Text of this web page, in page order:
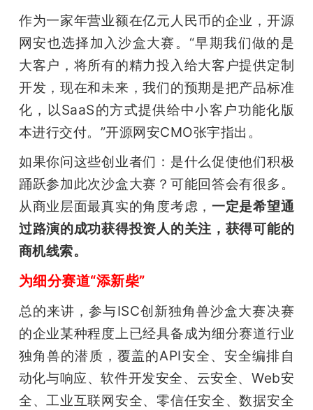
作为一家年营业额在亿元人民币的企业，开源
网安也选择加入沙盒大赛。“早期我们做的是
大客户，将所有的精力投入给大客户提供定制
开发，现在和未来，我们的预期是把产品标准
化，以SaaS的方式提供给中小客户功能化版
本进行交付。”开源网安CMO张宇指出。
如果你问这些创业者们：是什么促使他们积极
踊跃参加此次沙盒大赛？可能回答会有很多。
从商业层面最真实的角度考虑，一定是希望通
过路演的成功获得投资人的关注，获得可能的
商机线索。
为细分赛道“添新柴”
总的来讲，参与ISC创新独角兽沙盒大赛决赛
的企业某种程度上已经具备成为细分赛道行业
独角兽的潜质，覆盖的API安全、安全编排自
动化与响应、软件开发安全、云安全、Web安
全、工业互联网安全、零信任安全、数据安全